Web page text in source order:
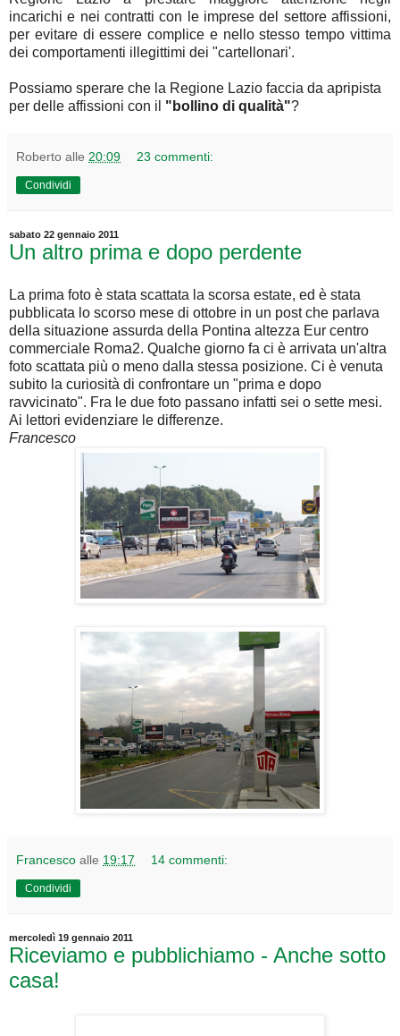
incarichi e nei contratti con le imprese del settore affissioni,
per evitare di essere complice e nello stesso tempo vittima
dei comportamenti illegittimi dei "cartellonari'.
Possiamo sperare che la Regione Lazio faccia da apripista
per delle affissioni con il "bollino di qualità"?
Roberto alle 20:09 23 commenti:
Condividi
sabato 22 gennaio 2011
Un altro prima e dopo perdente
La prima foto è stata scattata la scorsa estate, ed è stata
pubblicata lo scorso mese di ottobre in un post che parlava
della situazione assurda della Pontina altezza Eur centro
commerciale Roma2. Qualche giorno fa ci è arrivata un'altra
foto scattata più o meno dalla stessa posizione. Ci è venuta
subito la curiosità di confrontare un "prima e dopo
ravvicinato". Fra le due foto passano infatti sei o sette mesi.
Ai lettori evidenziare le differenze.
Francesco
Francesco alle 19:17 14 commenti:
Condividi
mercoledì 19 gennaio 2011
Riceviamo e pubblichiamo - Anche sotto
casa!